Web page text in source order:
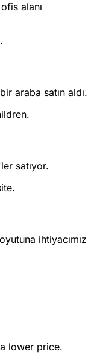
alanı
araba satın aldı.
satıyor.
ihtiyacımız
lower price.